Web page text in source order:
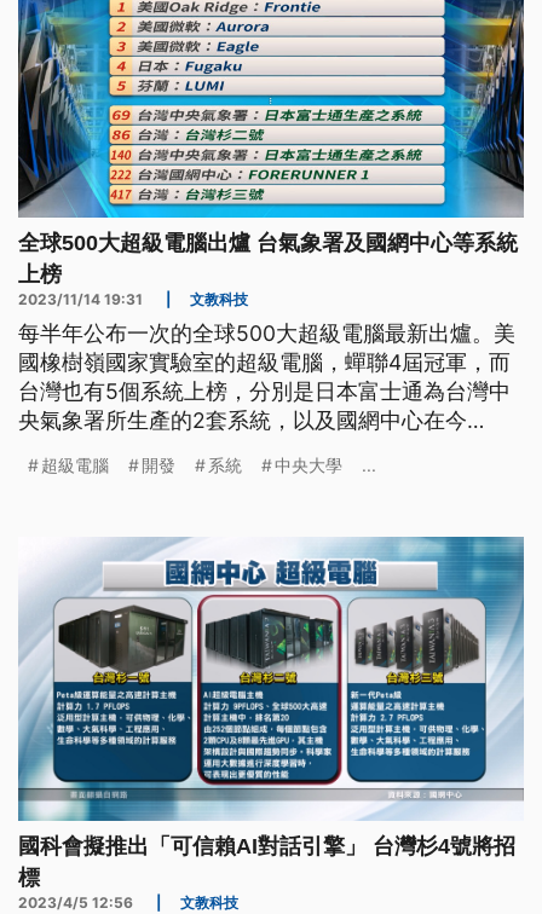
全球500大超級電腦出爐 台氣象署及國網中心等系統
上榜
2023/11/14 19:31 文教科技
每半年公布一次的全球500大超級電腦最新出爐。美
國橡樹嶺國家實驗室的超級電腦，蟬聯4屆冠軍，而
台灣也有5個系統上榜，分別是日本富士通為台灣中
央氣象署所生產的2套系統，以及國網中心在今
3號。
超級電腦 開發 系統 中央大學 ...
國科會擬推出「可信賴AI對話引擎」 台灣杉4號將招
標
2023/4/5 12:56 文教科技